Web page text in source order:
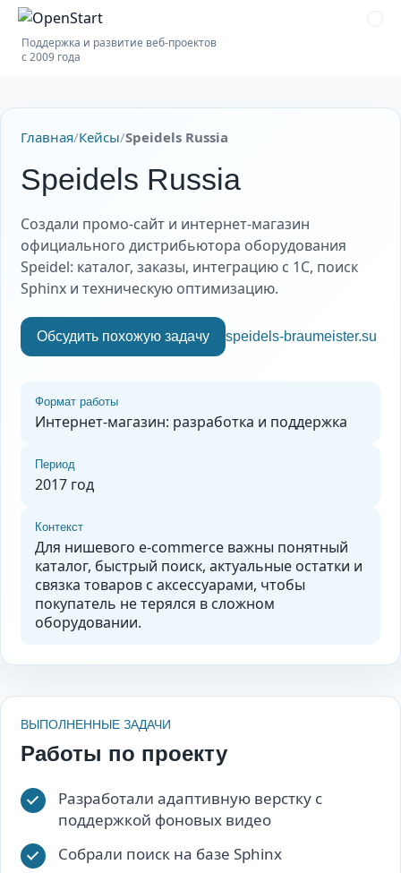
Поддержка и развитие веб-проектов
с 2009 года
Главная/Кейсы/Speidels Russia
Speidels Russia
Создали промо-сайт и интернет-магазин
официального дистрибьютора оборудования
Speidel: каталог, заказы, интеграцию с 1С, поиск
Sphinx и техническую оптимизацию.
Обсудить похожую задачу speidels-braumeister.su
Формат работы
Интернет-магазин: разработка и поддержка
Период
2017 год
Контекст
Для нишевого e-commerce важны понятный
каталог, быстрый поиск, актуальные остатки и
связка товаров с аксессуарами, чтобы
покупатель не терялся в сложном
оборудовании.
ВЫПОЛНЕННЫЕ ЗАДАЧИ
Работы по проекту
Разработали адаптивную верстку с
поддержкой фоновых видео
Собрали поиск на базе Sphinx